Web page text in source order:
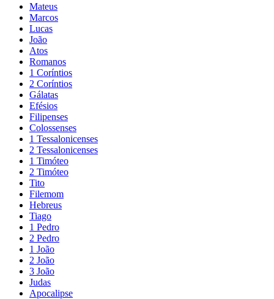
Mateus
Marcos
Lucas
João
Atos
Romanos
1 Coríntios
2 Coríntios
Gálatas
Efésios
Filipenses
Colossenses
1 Tessalonicenses
2 Tessalonicenses
1 Timóteo
2 Timóteo
Tito
Filemom
Hebreus
Tiago
1 Pedro
2 Pedro
1 João
2 João
3 João
Judas
Apocalipse